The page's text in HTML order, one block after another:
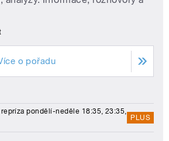
o pořadu
pondělí-neděle 18:35, 23:35,
PLUS